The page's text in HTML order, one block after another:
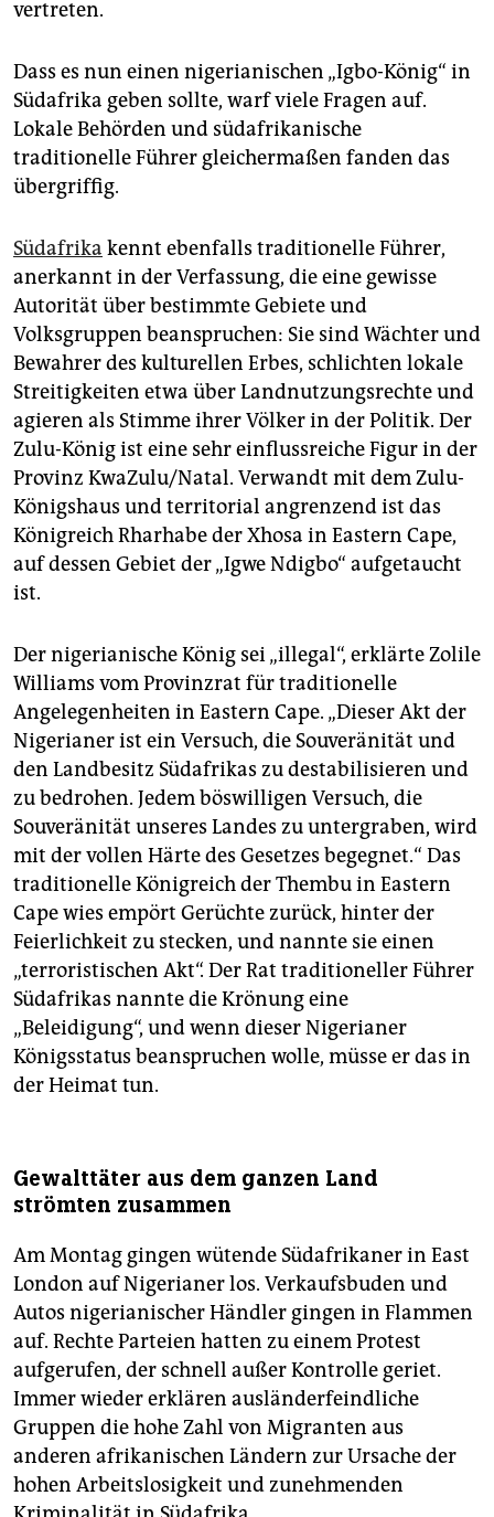
vertreten.
Dass es nun einen nigerianischen „Igbo-König“ in
Südafrika geben sollte, warf viele Fragen auf.
Lokale Behörden und südafrikanische
traditionelle Führer gleichermaßen fanden das
übergriffig.
Südafrika kennt ebenfalls traditionelle Führer,
anerkannt in der Verfassung, die eine gewisse
Autorität über bestimmte Gebiete und
Volksgruppen beanspruchen: Sie sind Wächter und
Bewahrer des kulturellen Erbes, schlichten lokale
Streitigkeiten etwa über Landnutzungsrechte und
agieren als Stimme ihrer Völker in der Politik. Der
Zulu-König ist eine sehr einflussreiche Figur in der
Provinz KwaZulu/Natal. Verwandt mit dem Zulu-
Königshaus und territorial angrenzend ist das
Königreich Rharhabe der Xhosa in Eastern Cape,
auf dessen Gebiet der „Igwe Ndigbo“ aufgetaucht
ist.
Der nigerianische König sei „illegal“, erklärte Zolile
Williams vom Provinzrat für traditionelle
Angelegenheiten in Eastern Cape. „Dieser Akt der
Nigerianer ist ein Versuch, die Souveränität und
den Landbesitz Südafrikas zu destabilisieren und
zu bedrohen. Jedem böswilligen Versuch, die
Souveränität unseres Landes zu untergraben, wird
mit der vollen Härte des Gesetzes begegnet.“ Das
traditionelle Königreich der Thembu in Eastern
Cape wies empört Gerüchte zurück, hinter der
Feierlichkeit zu stecken, und nannte sie einen
„terroristischen Akt“. Der Rat traditioneller Führer
Südafrikas nannte die Krönung eine
„Beleidigung“, und wenn dieser Nigerianer
Königsstatus beanspruchen wolle, müsse er das in
der Heimat tun.
Gewalttäter aus dem ganzen Land
strömten zusammen
Am Montag gingen wütende Südafrikaner in East
London auf Nigerianer los. Verkaufsbuden und
Autos nigerianischer Händler gingen in Flammen
auf. Rechte Parteien hatten zu einem Protest
aufgerufen, der schnell außer Kontrolle geriet.
Immer wieder erklären ausländerfeindliche
Gruppen die hohe Zahl von Migranten aus
anderen afrikanischen Ländern zur Ursache der
hohen Arbeitslosigkeit und zunehmenden